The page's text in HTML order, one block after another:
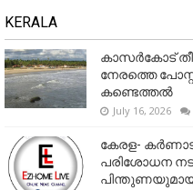
KERALA
കാസർകോട്
നേരത്തെ
കണ്ടെത്തൽ
July 16, 2026
കേരള-
പരിശോധന